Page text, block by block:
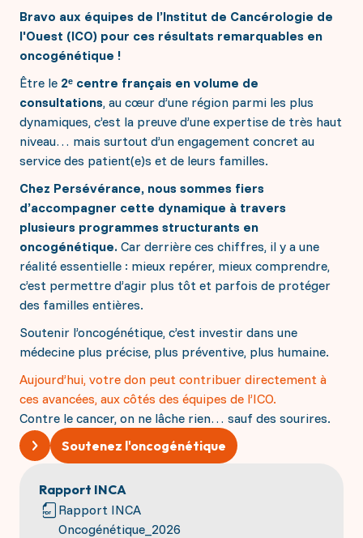
Les projets à soutenir
Interception : la prévention personnalisée
IRM Angers
La génétique constitutionnelle
Les séquelles des traitements
Le soutien aux jeunes chercheurs 2026
La radiothérapie Flash
Vos dons agissent
Acquisition d’un mammographe 3D haute
technologie
Création d’une plateforme d’épigénétique
Accompagnement des jeunes patient(e)s
Inst'Aja
Le soutien aux jeunes chercheurs 2025
Sac 1ère cure
Répondre à toutes vos questions
Les défis et enjeux contre le Cancer
de progrès dans la lutte contre le cancer.
Ensemble, continuons le combat.
Soutenir financièrement
Faire un don ponctuel ou régulier
S'engager en mécénat d'entreprise
Collecter en mémoire d'un proche
Transmettre par legs, donation ou assurance vie
Donner via l'IFI
S'investir personnellement
Je deviens bénévole
J'organise un événement
Bravo aux équipes de l’Institut de Cancérologie de
l'Ouest (ICO) pour ces résultats remarquables en
oncogénétique !
Être le 2ᵉ centre français en volume de
consultations, au cœur d’une région parmi les plus
dynamiques, c’est la preuve d’une expertise de très haut
niveau… mais surtout d’un engagement concret au
service des patient(e)s et de leurs familles.
Chez Persévérance, nous sommes fiers
d’accompagner cette dynamique à travers
plusieurs programmes structurants en
oncogénétique. Car derrière ces chiffres, il y a une
réalité essentielle : mieux repérer, mieux comprendre,
c’est permettre d’agir plus tôt et parfois de protéger
des familles entières.
Soutenir l’oncogénétique, c’est investir dans une
médecine plus précise, plus préventive, plus humaine.
Aujourd’hui, votre don peut contribuer directement à
ces avancées, aux côtés des équipes de l’ICO.
Contre le cancer, on ne lâche rien… sauf des sourires.
Soutenez l'oncogénétique
Rapport INCA
Rapport INCA
Oncogénétique_2026